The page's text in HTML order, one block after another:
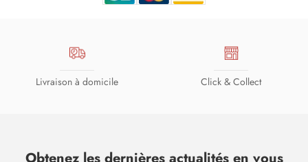
Livraison à domicile Click & Collect
Obtenez les dernières actualités en vous